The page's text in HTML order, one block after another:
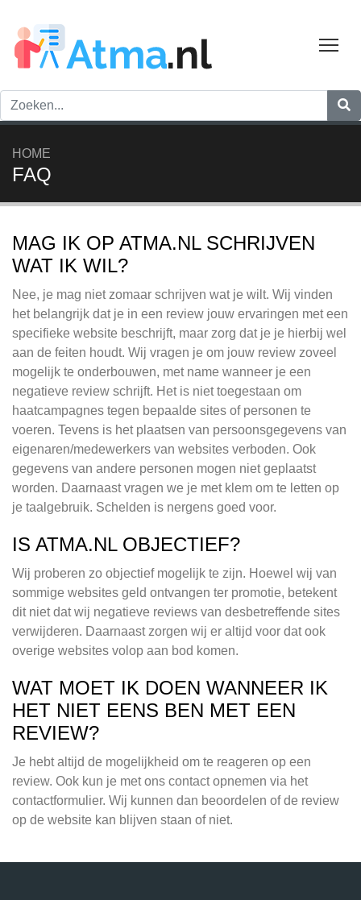
HOME
FAQ
MAG IK OP ATMA.NL SCHRIJVEN
WAT IK WIL?
Nee, je mag niet zomaar schrijven wat je wilt. Wij vinden
het belangrijk dat je in een review jouw ervaringen met een
specifieke website beschrijft, maar zorg dat je je hierbij wel
aan de feiten houdt. Wij vragen je om jouw review zoveel
mogelijk te onderbouwen, met name wanneer je een
negatieve review schrijft. Het is niet toegestaan om
haatcampagnes tegen bepaalde sites of personen te
voeren. Tevens is het plaatsen van persoonsgegevens van
eigenaren/medewerkers van websites verboden. Ook
gegevens van andere personen mogen niet geplaatst
worden. Daarnaast vragen we je met klem om te letten op
je taalgebruik. Schelden is nergens goed voor.
IS ATMA.NL OBJECTIEF?
Wij proberen zo objectief mogelijk te zijn. Hoewel wij van
sommige websites geld ontvangen ter promotie, betekent
dit niet dat wij negatieve reviews van desbetreffende sites
verwijderen. Daarnaast zorgen wij er altijd voor dat ook
overige websites volop aan bod komen.
WAT MOET IK DOEN WANNEER IK
HET NIET EENS BEN MET EEN
REVIEW?
Je hebt altijd de mogelijkheid om te reageren op een
review. Ook kun je met ons contact opnemen via het
contactformulier. Wij kunnen dan beoordelen of de review
op de website kan blijven staan of niet.